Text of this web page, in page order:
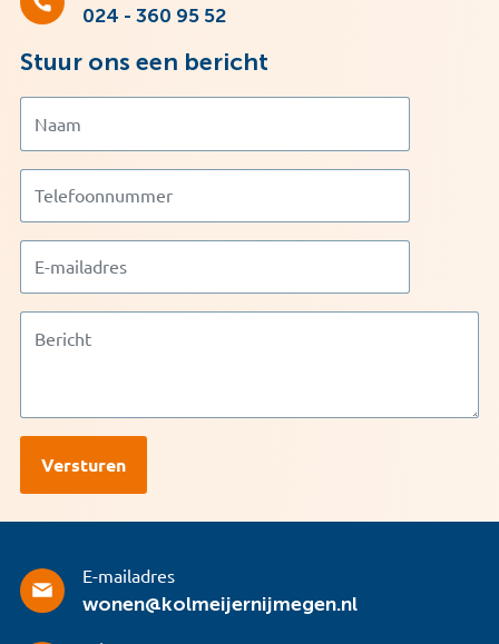
024 - 360 95 52
Stuur ons een bericht
E-mailadres
wonen@kolmeijernijmegen.nl